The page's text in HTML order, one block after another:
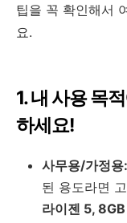
팁을 꼭 확인해서
요.
1. 내 사용 목
하세요!
사무용/가정용:
된 용도라면
라이젠 5,